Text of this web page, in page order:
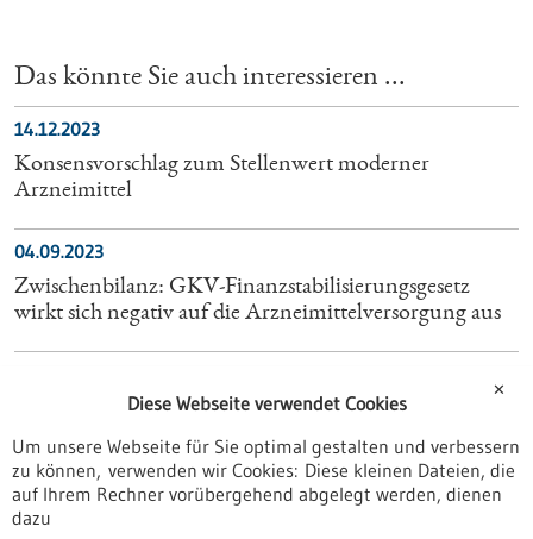
Das könnte Sie auch interessieren ...
14.12.2023
Konsensvorschlag zum Stellenwert moderner
Arzneimittel
04.09.2023
Zwischenbilanz: GKV-Finanzstabilisierungsgesetz
wirkt sich negativ auf die Arzneimittelversorgung aus
So sage ich es dem Arzt und Patienten!
29.10.2024
Industriegipfel im Kanzleramt: Medizintechnik als
essenzielle Säule der Gesundheitswirtschaft stärker
✕
Diese Webseite verwendet Cookies
Um unsere Webseite für Sie optimal gestalten und verbessern
zu können, verwenden wir Cookies: Diese kleinen Dateien, die
auf Ihrem Rechner vorübergehend abgelegt werden, dienen
dazu